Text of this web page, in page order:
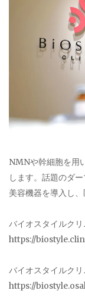
NMNや幹細胞を用
します。話題のダ
美容機器を導入し、
バイオスタイルク
https://
バイオスタイルク
https://